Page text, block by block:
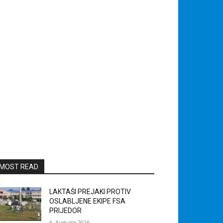
READ
LAKTAŠI PREJAKI PROTIV
OSLABLJENE EKIPE FSA
PRIJEDOR